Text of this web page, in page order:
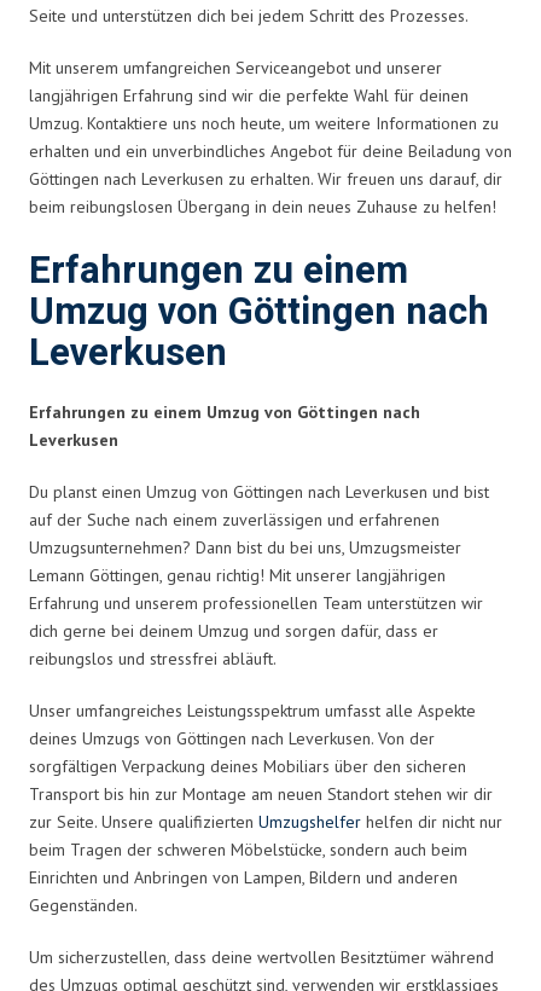
Seite und unterstützen dich bei jedem Schritt des Prozesses.
Mit unserem umfangreichen Serviceangebot und unserer
langjährigen Erfahrung sind wir die perfekte Wahl für deinen
Umzug. Kontaktiere uns noch heute, um weitere Informationen zu
erhalten und ein unverbindliches Angebot für deine Beiladung von
Göttingen nach Leverkusen zu erhalten. Wir freuen uns darauf, dir
beim reibungslosen Übergang in dein neues Zuhause zu helfen!
Erfahrungen zu einem
Umzug von Göttingen nach
Leverkusen
Erfahrungen zu einem Umzug von Göttingen nach
Leverkusen
Du planst einen Umzug von Göttingen nach Leverkusen und bist
auf der Suche nach einem zuverlässigen und erfahrenen
Umzugsunternehmen? Dann bist du bei uns, Umzugsmeister
Lemann Göttingen, genau richtig! Mit unserer langjährigen
Erfahrung und unserem professionellen Team unterstützen wir
dich gerne bei deinem Umzug und sorgen dafür, dass er
reibungslos und stressfrei abläuft.
Unser umfangreiches Leistungsspektrum umfasst alle Aspekte
deines Umzugs von Göttingen nach Leverkusen. Von der
sorgfältigen Verpackung deines Mobiliars über den sicheren
Transport bis hin zur Montage am neuen Standort stehen wir dir
zur Seite. Unsere qualifizierten Umzugshelfer helfen dir nicht nur
beim Tragen der schweren Möbelstücke, sondern auch beim
Einrichten und Anbringen von Lampen, Bildern und anderen
Gegenständen.
Um sicherzustellen, dass deine wertvollen Besitztümer während
des Umzugs optimal geschützt sind, verwenden wir erstklassiges